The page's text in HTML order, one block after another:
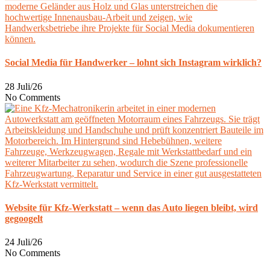
Social Media für Handwerker – lohnt sich Instagram wirklich?
28 Juli/26
No Comments
Website für Kfz-Werkstatt – wenn das Auto liegen bleibt, wird
gegoogelt
24 Juli/26
No Comments